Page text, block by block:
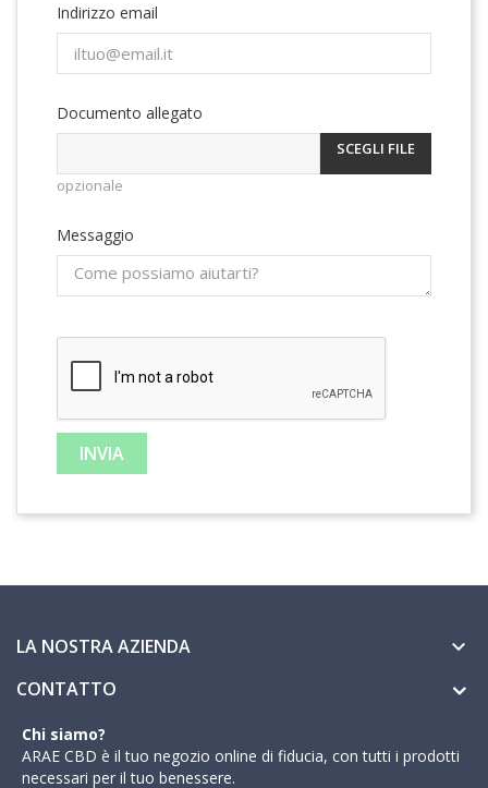
Indirizzo email
Documento allegato
SCEGLI FILE
opzionale
Messaggio
LA NOSTRA AZIENDA 
CONTATTO
Chi siamo?
ARAE CBD è il tuo negozio online di fiducia, con tutti i prodotti
necessari per il tuo benessere.